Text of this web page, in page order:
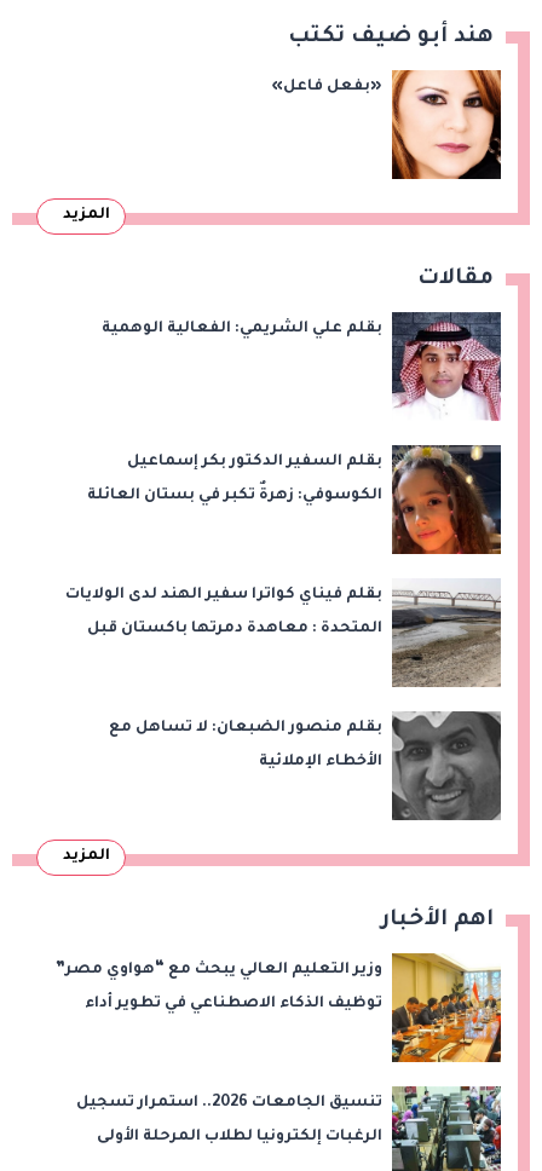
هند أبو ضيف تكتب
«بفعل فاعل»
المزيد
مقالات
بقلم علي الشريمي: الفعالية الوهمية
بقلم السفير الدكتور بكر إسماعيل
الكوسوفي: زهرةٌ تكبر في بستان العائلة
بقلم فيناي كواترا سفير الهند لدى الولايات
المتحدة : معاهدة دمرتها باكستان قبل
بقلم منصور الضبعان: لا تساهل مع
الأخطاء الإملائية
المزيد
اهم الأخبار
وزير التعليم العالي يبحث مع “هواوي مصر”
توظيف الذكاء الاصطناعي في تطوير أداء
تنسيق الجامعات 2026.. استمرار تسجيل
الرغبات إلكترونيا لطلاب المرحلة الأولى